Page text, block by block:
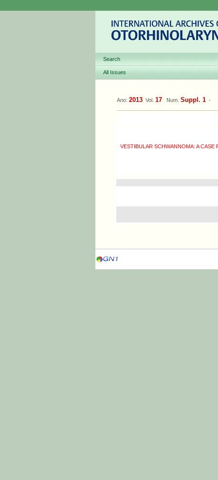
Search
All Issues
Ano: 2013 Vol. 17 Num. Suppl. 1 -
VESTIBULAR SCHWANNOMA: A CASE